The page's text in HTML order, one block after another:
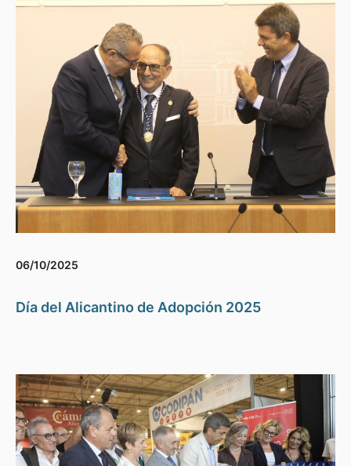
06/10/2025
Día del Alicantino de Adopción 2025